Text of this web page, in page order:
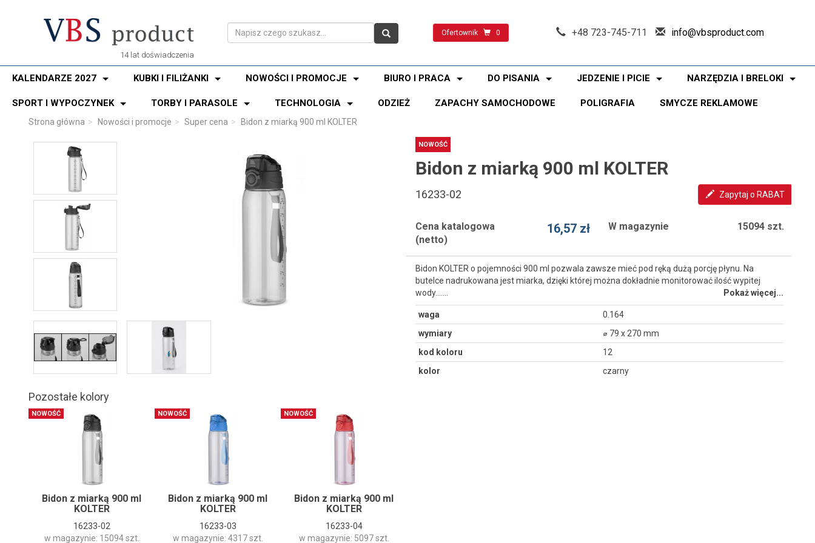
14 lat doświadczenia
Ofertownik 0 +48 723-745-711 info@vbsproduct.com
KALENDARZE 2027 KUBKI I FILIŻANKI NOWOŚCI I PROMOCJE BIURO I PRACA DO PISANIA JEDZENIE I PICIE NARZĘDZIA I BRELOKI
SPORT I WYPOCZYNEK TORBY I PARASOLE TECHNOLOGIA ODZIEŻ ZAPACHY SAMOCHODOWE POLIGRAFIA SMYCZE REKLAMOWE
Strona główna Nowości i promocje Super cena Bidon z miarką 900 ml KOLTER
NOWOŚĆ
Bidon z miarką 900 ml KOLTER
16233-02 Zapytaj o RABAT
Cena katalogowa
(netto)
16,57 zł W magazynie 15094 szt.
Bidon KOLTER o pojemności 900 ml pozwala zawsze mieć pod ręką dużą porcję płynu. Na
butelce nadrukowana jest miarka, dzięki której można dokładnie monitorować ilość wypitej
wody....…
Pokaż więcej...
waga
0.164
wymiary
⌀ 79 x 270 mm
kod koloru
12
kolor
czarny
Pozostałe kolory
NOWOŚĆ
Bidon z miarką 900 ml
KOLTER
16233-02
w magazynie: 15094 szt.
NOWOŚĆ
Bidon z miarką 900 ml
KOLTER
16233-03
w magazynie: 4317 szt.
NOWOŚĆ
Bidon z miarką 900 ml
KOLTER
16233-04
w magazynie: 5097 szt.